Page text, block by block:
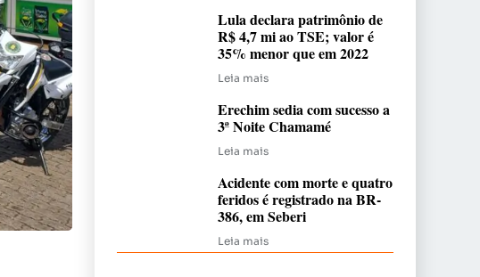
Lula declara patrimônio de
R$ 4,7 mi ao TSE; valor é
35% menor que em 2022
Leia mais
Erechim sedia com sucesso a
3ª Noite Chamamé
Leia mais
Acidente com morte e quatro
feridos é registrado na BR-
386, em Seberi
Leia mais